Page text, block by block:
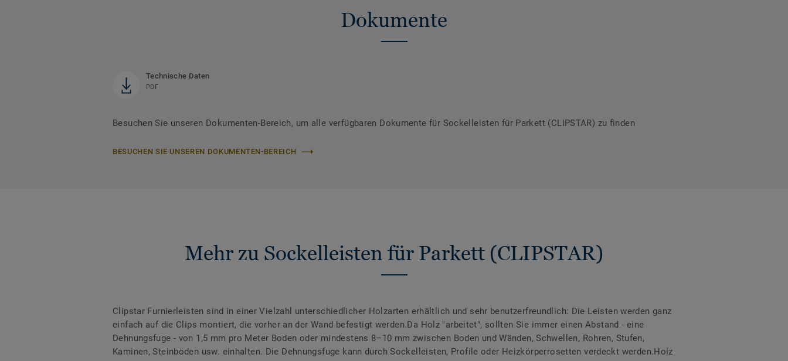
Dokumente
Technische Daten
PDF
Besuchen Sie unseren Dokumenten-Bereich, um alle verfügbaren Dokumente für Sockelleisten für Parkett (CLIPSTAR) zu finden
BESUCHEN SIE UNSEREN DOKUMENTEN-BEREICH
Mehr zu Sockelleisten für Parkett (CLIPSTAR)
Clipstar Furnierleisten sind in einer Vielzahl unterschiedlicher Holzarten erhältlich und sehr benutzerfreundlich: Die Leisten werden ganz
einfach auf die Clips montiert, die vorher an der Wand befestigt werden.Da Holz "arbeitet", sollten Sie immer einen Abstand - eine
Dehnungsfuge - von 1,5 mm pro Meter Boden oder mindestens 8–10 mm zwischen Boden und Wänden, Schwellen, Rohren, Stufen,
Kaminen, Steinböden usw. einhalten. Die Dehnungsfuge kann durch Sockelleisten, Profile oder Heizkörperrosetten verdeckt werden.Holz